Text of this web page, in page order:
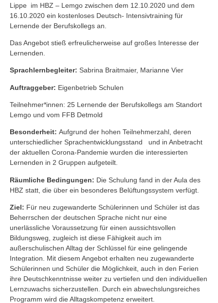
Lippe im HBZ – Lemgo zwischen dem 12.10.2020 und dem
16.10.2020 ein kostenloses Deutsch- Intensivtraining für
Lernende der Berufskollegs an.
Das Angebot stieß erfreulicherweise auf großes Interesse der
Lernenden.
Sprachlernbegleiter: Sabrina Braitmaier, Marianne Vier
Auftraggeber: Eigenbetrieb Schulen
Teilnehmer*innen: 25 Lernende der Berufskollegs am Standort
Lemgo und vom FFB Detmold
Besonderheit: Aufgrund der hohen Teilnehmerzahl, deren
unterschiedlicher Sprachentwicklungsstand und in Anbetracht
der aktuellen Corona-Pandemie wurden die interessierten
Lernenden in 2 Gruppen aufgeteilt.
Räumliche Bedingungen: Die Schulung fand in der Aula des
HBZ statt, die über ein besonderes Belüftungssystem verfügt.
Ziel: Für neu zugewanderte Schülerinnen und Schüler ist das
Beherrschen der deutschen Sprache nicht nur eine
unerlässliche Voraussetzung für einen aussichtsvollen
Bildungsweg, zugleich ist diese Fähigkeit auch im
außerschulischen Alltag der Schlüssel für eine gelingende
Integration. Mit diesem Angebot erhalten neu zugewanderte
Schülerinnen und Schüler die Möglichkeit, auch in den Ferien
ihre Deutschkenntnisse weiter zu vertiefen und den individuellen
Lernzuwachs sicherzustellen. Durch ein abwechslungsreiches
Programm wird die Alltagskompetenz erweitert.